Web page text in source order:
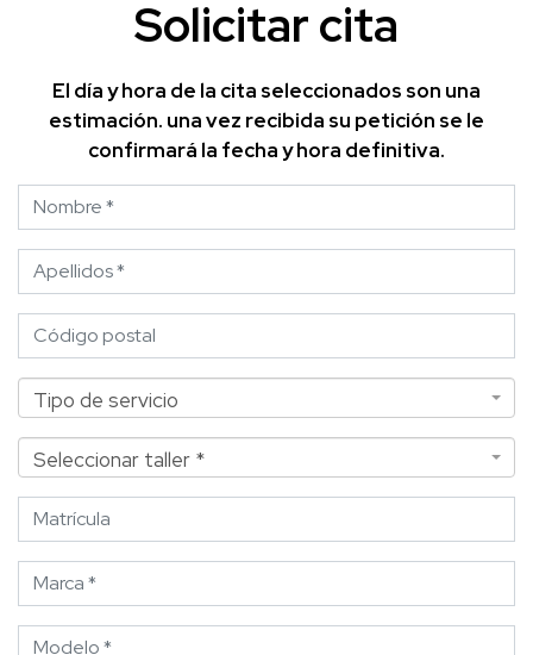
Solicitar cita
El día y hora de la cita seleccionados son una
estimación. una vez recibida su petición se le
confirmará la fecha y hora definitiva.
Nombre
Apellidos
Código postal
Tipo de servicio
Tipo de servicio
Seleccionar taller *
Seleccionar taller *
Matrícula
Marca *
Modelo *